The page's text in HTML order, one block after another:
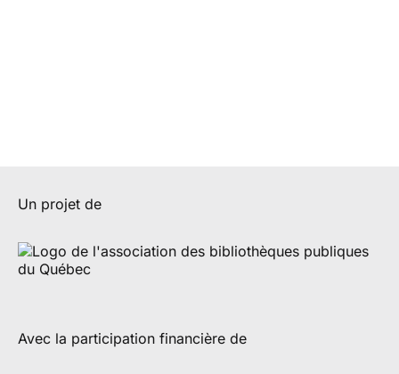
Un projet de
Avec la participation financière de